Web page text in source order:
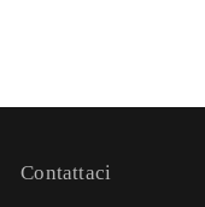
Contattaci